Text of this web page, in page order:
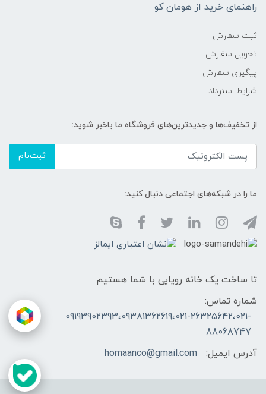
راهنمای خرید از هومان کو
ثبت سفارش
تحویل سفارش
پیگیری سفارش
شرایط استرداد
از تخفیف‌ها و جدیدترین‌های فروشگاه ما باخبر شوید:
ثبت‌نام
ما را در شبکه‌های اجتماعی دنبال کنید:
تا ساخت یک خانه رویایی با شما هستیم
شماره تماس:
09193902393،09381362619،021-26325642،021-
88068747
آدرس ایمیل:
homaanco@gmail.com